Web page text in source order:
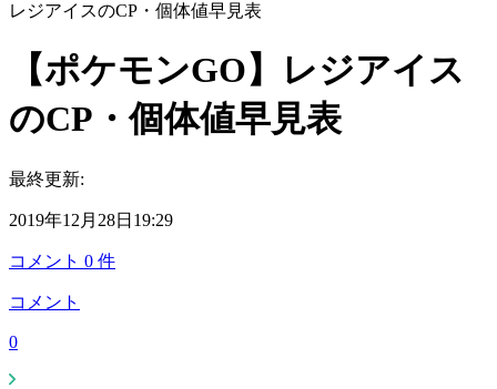
レジアイスのCP・個体値早見表
【ポケモンGO】レジアイス
のCP・個体値早見表
最終更新:
2019年12月28日19:29
コメント 0 件
コメント
0